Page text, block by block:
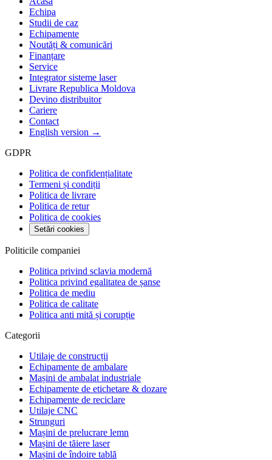
Echipa
Studii de caz
Echipamente
Noutăți & comunicări
Finanțare
Service
Integrator sisteme laser
Livrare Republica Moldova
Devino distribuitor
Cariere
Contact
English version →
GDPR
Politica de confidențialitate
Termeni și condiții
Politica de livrare
Politica de retur
Politica de cookies
Setări cookies
Politicile companiei
Politica privind sclavia modernă
Politica privind egalitatea de șanse
Politica de mediu
Politica de calitate
Politica anti mită și corupție
Categorii
Utilaje de construcții
Echipamente de ambalare
Mașini de ambalat industriale
Echipamente de etichetare & dozare
Echipamente de reciclare
Utilaje CNC
Strunguri
Mașini de prelucrare lemn
Mașini de tăiere laser
Mașini de îndoire tablă